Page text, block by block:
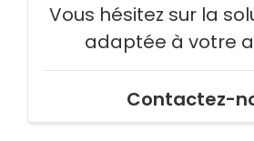
Vous hésitez sur la
adaptée à votre
Contactez-